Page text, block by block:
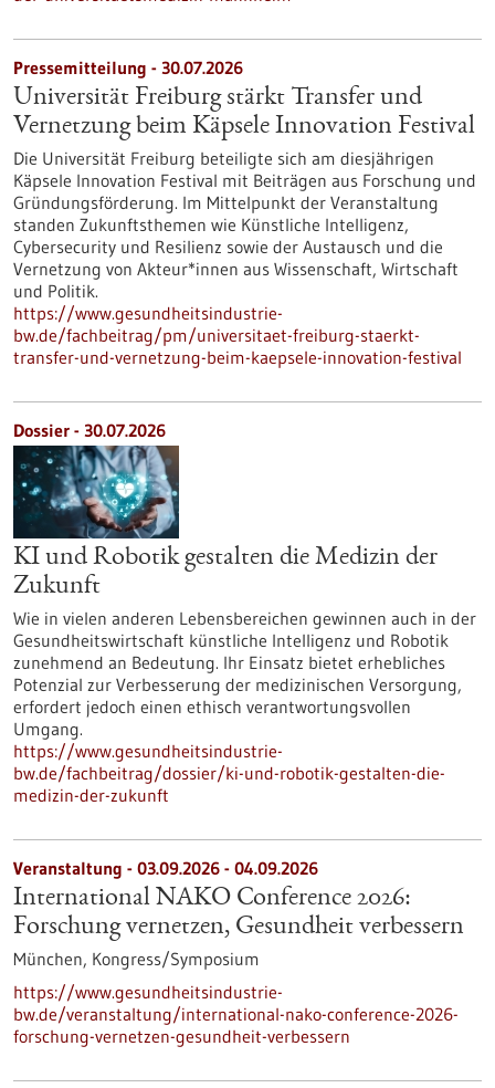
Pressemitteilung - 30.07.2026
Universität Freiburg stärkt Transfer und
Vernetzung beim Käpsele Innovation Festival
Die Universität Freiburg beteiligte sich am diesjährigen
Käpsele Innovation Festival mit Beiträgen aus Forschung und
Gründungsförderung. Im Mittelpunkt der Veranstaltung
standen Zukunftsthemen wie Künstliche Intelligenz,
Cybersecurity und Resilienz sowie der Austausch und die
Vernetzung von Akteur*innen aus Wissenschaft, Wirtschaft
und Politik.
https://www.gesundheitsindustrie-
bw.de/fachbeitrag/pm/universitaet-freiburg-staerkt-
transfer-und-vernetzung-beim-kaepsele-innovation-festival
Dossier - 30.07.2026
KI und Robotik gestalten die Medizin der
Zukunft
Wie in vielen anderen Lebensbereichen gewinnen auch in der
Gesundheitswirtschaft künstliche Intelligenz und Robotik
zunehmend an Bedeutung. Ihr Einsatz bietet erhebliches
Potenzial zur Verbesserung der medizinischen Versorgung,
erfordert jedoch einen ethisch verantwortungsvollen
Umgang.
https://www.gesundheitsindustrie-
bw.de/fachbeitrag/dossier/ki-und-robotik-gestalten-die-
medizin-der-zukunft
Veranstaltung - 03.09.2026 - 04.09.2026
International NAKO Conference 2026:
Forschung vernetzen, Gesundheit verbessern
München, Kongress/Symposium
https://www.gesundheitsindustrie-
bw.de/veranstaltung/international-nako-conference-2026-
forschung-vernetzen-gesundheit-verbessern